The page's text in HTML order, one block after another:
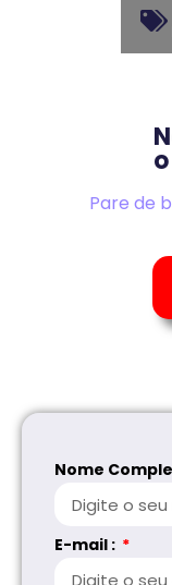
Pare de
Nome
E-mail :